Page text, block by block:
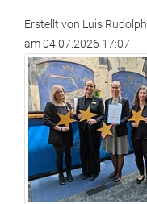
Erstellt von Luis Rudolph
am04.07.2026 17:07